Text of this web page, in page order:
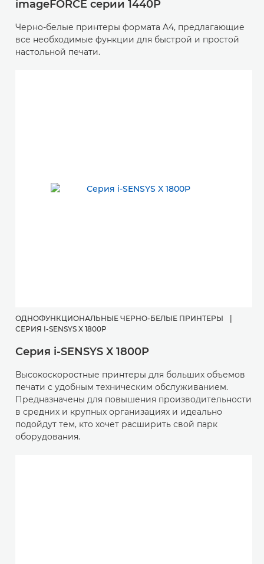
imageFORCE серии 1440P
Черно-белые принтеры формата A4, предлагающие
все необходимые функции для быстрой и простой
настольной печати.
ОДНОФУНКЦИОНАЛЬНЫЕ ЧЕРНО-БЕЛЫЕ ПРИНТЕРЫ
СЕРИЯ I-SENSYS X 1800P
Серия i-SENSYS X 1800P
Высокоскоростные принтеры для больших объемов
печати с удобным техническим обслуживанием.
Предназначены для повышения производительности
в средних и крупных организациях и идеально
подойдут тем, кто хочет расширить свой парк
оборудования.